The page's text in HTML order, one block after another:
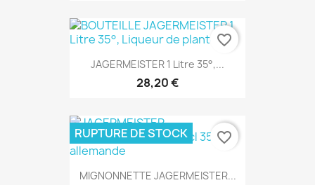
JAGERMEISTER 1 Litre 35°,...
28,20 €
favorite_border
MIGNONNETTE JAGERMEISTER...
RUPTURE DE STOCK favorite_border